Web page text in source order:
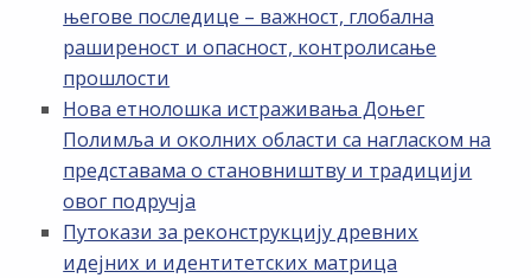
његове последице – важност, глобална
раширеност и опасност, контролисање
прошлости
Нова етнолошка истраживања Доњег
Полимља и околних области са нагласком на
представама о становништву и традицији
овог подручја
Путокази за реконструкцију древних
идејних и идентитетских матрица